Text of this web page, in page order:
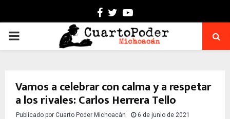
Facebook
TwitterYoutube
PRIMARY
Vamos a celebrar con calma y a respetar
a los rivales: Carlos Herrera Tello
Publicado por Cuarto Poder Michoacán 6 de junio de 2021